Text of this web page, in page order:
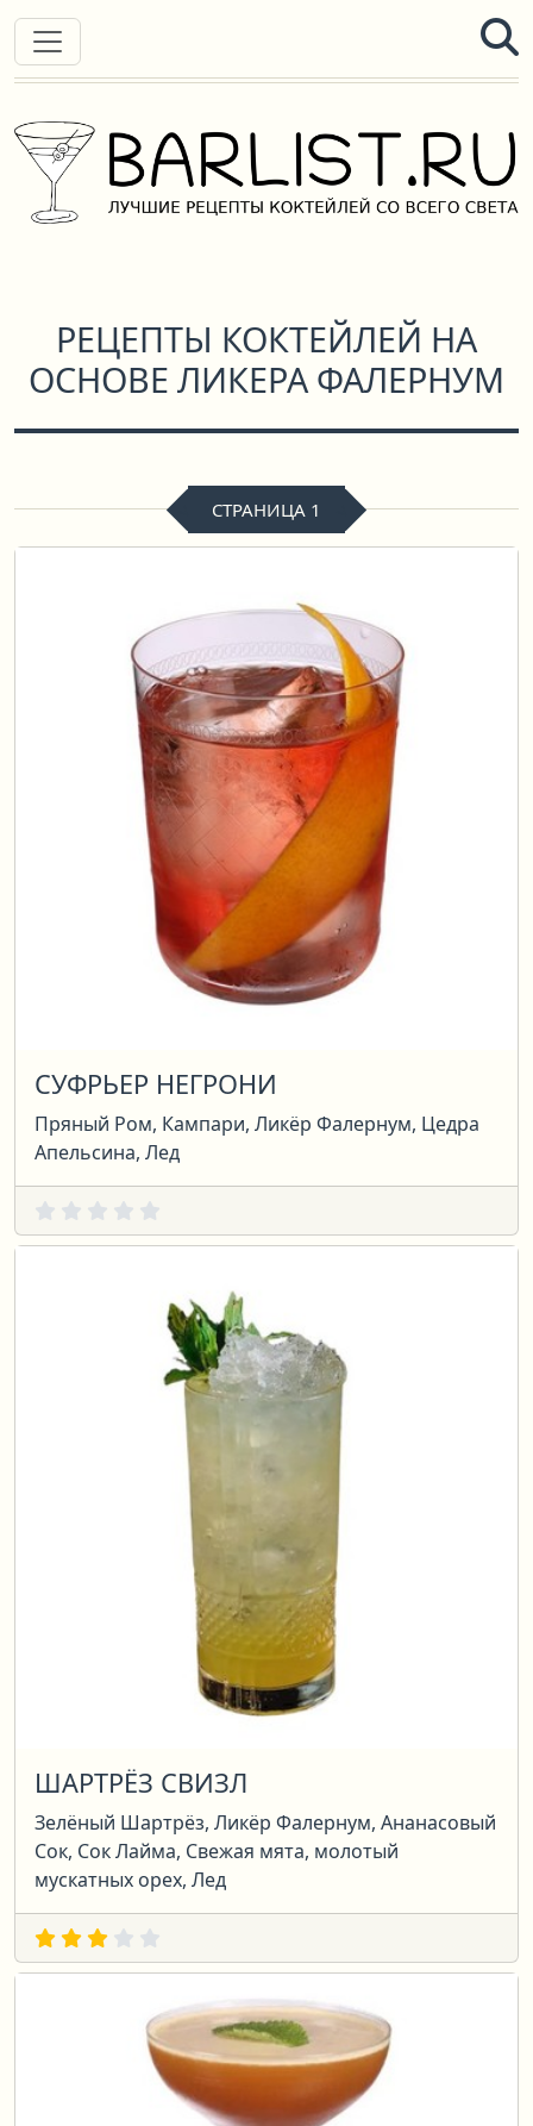
РЕЦЕПТЫ КОКТЕЙЛЕЙ НА
ОСНОВЕ ЛИКЕРА ФАЛЕРНУМ
СТРАНИЦА 1
СУФРЬЕР НЕГРОНИ
Пряный Ром, Кампари, Ликёр Фалернум, Цедра
Апельсина, Лед
ШАРТРЁЗ СВИЗЛ
Зелёный Шартрёз, Ликёр Фалернум, Ананасовый
Сок, Сок Лайма, Свежая мята, молотый
мускатных орех, Лед